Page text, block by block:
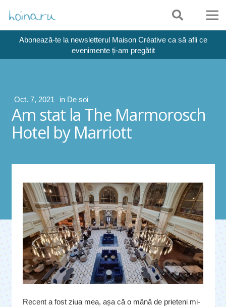
Abonează-te la newsletterul Maison Créative ca să afli ce
evenimente ți-am pregătit
Oct. 7, 2021 in De soi
Am stat la The Marmorosch
Hotel by Marriott
Recent a fost ziua mea, așa că o mână de prieteni mi-